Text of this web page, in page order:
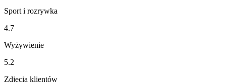
Sport i rozrywka
4.7
Wyżywienie
5.2
Zdjęcia klientów